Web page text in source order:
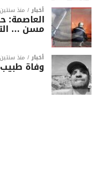
أخبار منذ سنتين
العاصمة:
مسن …
أخبار منذ سنتين
وفاة